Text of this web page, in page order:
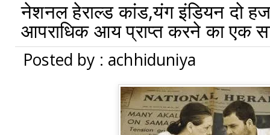
नेशनल हेराल्ड कांड,यंग इंडियन दो
आपराधिक आय प्राप्त करने का एक
Posted by : achhiduniya